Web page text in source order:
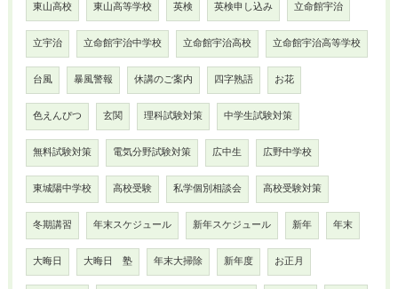
東山高校 東山高等学校 英検 英検申し込み 立命館宇治
立宇治 立命館宇治中学校 立命館宇治高校 立命館宇治高等学校
台風 暴風警報 休講のご案内 四字熟語 お花
色えんぴつ 玄関 理科試験対策 中学生試験対策
無料試験対策 電気分野試験対策 広中生 広野中学校
東城陽中学校 高校受験 私学個別相談会 高校受験対策
冬期講習 年末スケジュール 新年スケジュール 新年 年末
大晦日 大晦日 塾 年末大掃除 新年度 お正月